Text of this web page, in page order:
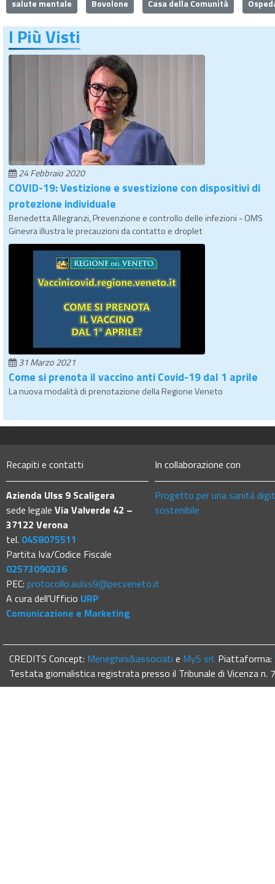
salute mentale
Bovolone Casa della Comunità
I Più Visti
24 Febbraio 2020
COVID-19: Vestizione e svestizione con dispositivi di
protezione individuale
Benedetta Allegranzi, Prevenzione e controllo delle infezioni - OMS
Ginevra illustra le precauzioni da contatto e droplet
31 Marzo 2021
Come si prenota il vaccino anti Covid-19 dal 1 aprile
La nuova modalità di prenotazione della Regione Veneto
Recapiti e contatti
Azienda Ulss 9 Scaligera
sede legale Via Valverde 42 –
37122 Verona
tel. 0458075511
Partita Iva/Codice Fiscale
02573090236
PEC: protocollo.aulss9@pecveneto.it
A cura dell'Ufficio URP
Comunicazione e Marketing
In collaborazione con
Progetto per una sanità
sostenibile
CREDITS Concept: Meneghini&associati e MyS srl. Piattaforma:
Testata giornalistica registrata presso il Tribunale di Vicenza n.